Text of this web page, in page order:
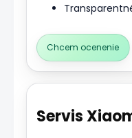
Chcem ocenenie
Servis